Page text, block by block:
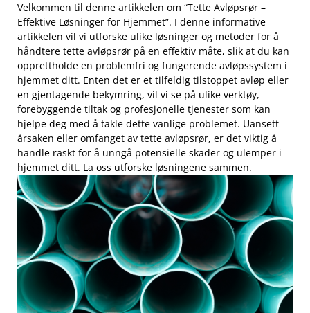
Velkommen til denne artikkelen om “Tette Avløpsrør –
Effektive Løsninger⁢ for ⁢Hjemmet”. I denne informative
artikkelen‌ vil vi ⁢utforske ulike løsninger og metoder for å
håndtere tette avløpsrør ‍på​ en effektiv måte, slik at du kan
opprettholde ⁢en problemfri og fungerende avløpssystem i ​
hjemmet ditt. Enten det er et tilfeldig tilstoppet avløp eller
en gjentagende bekymring, vil vi ⁢se på ulike verktøy,
forebyggende⁢ tiltak og profesjonelle tjenester som⁢ kan
hjelpe​ deg med å takle dette vanlige problemet.‌ Uansett
årsaken‍ eller omfanget av tette avløpsrør, er det viktig å
handle raskt for å ‌unngå potensielle ‌skader og ulemper ⁢i
hjemmet ditt. La oss ​utforske løsningene sammen.